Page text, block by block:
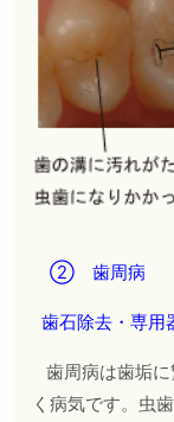
② 歯周病
歯石除去・専用
歯周病は歯垢
く病気です。虫